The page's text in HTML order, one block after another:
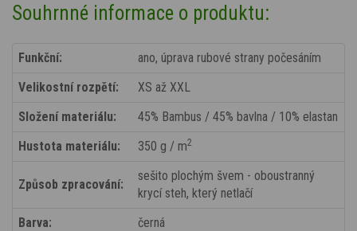
Souhrnné informace o produktu:
Funkční:
ano, úprava rubové strany počesáním
Velikostní rozpětí:
XS až XXL
Složení materiálu:
45% Bambus / 45% bavlna / 10% elastan
Hustota materiálu:
350 g / m2
Způsob zpracování:
sešito plochým švem - oboustranný
krycí steh, který netlačí
Barva:
černá